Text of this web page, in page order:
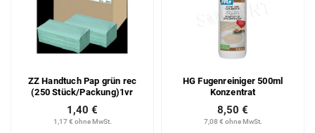
ZZ Handtuch Pap grün rec
(250 Stück/Packung)1vr
1,17 € ohne MwSt.
1,40 €
HG Fugenreiniger 500ml
Konzentrat
7,08 € ohne MwSt.
8,50 €